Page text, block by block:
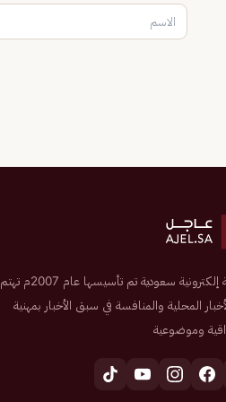
صحيفة إلكترونية سعودية تم تأسيسها عام 2007م تهتم
المحلية والمنافسة في سبق الأخبار بمهنية
وموضوعية